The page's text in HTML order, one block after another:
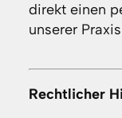
direkt einen
unserer
Rechtlicher